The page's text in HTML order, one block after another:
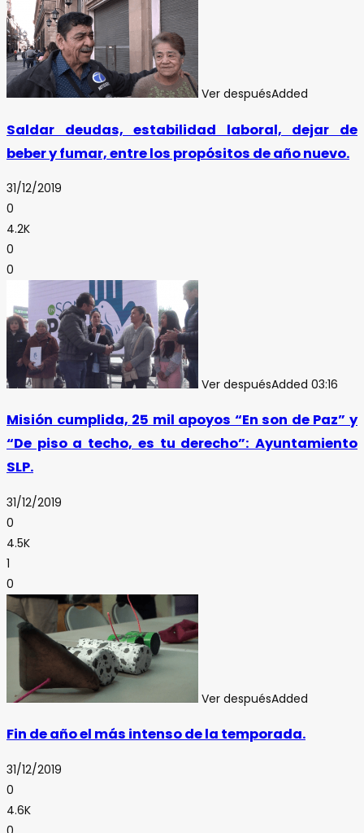
Ver despuésAdded
Saldar deudas, estabilidad laboral, dejar de
beber y fumar, entre los propósitos de año nuevo.
31/12/2019
0
4.2K
0
0
Ver despuésAdded 03:16
Misión cumplida, 25 mil apoyos “En son de Paz” y
“De piso a techo, es tu derecho”: Ayuntamiento
SLP.
31/12/2019
0
4.5K
1
0
Ver despuésAdded
Fin de año el más intenso de la temporada.
31/12/2019
0
4.6K